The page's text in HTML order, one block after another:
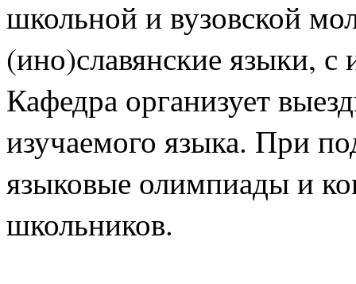
школьной и вузовской
(ино)славянские языки,
Кафедра организует
изучаемого языка. При
языковые олимпиады и
школьников.